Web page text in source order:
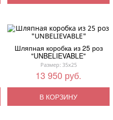
Шляпная коробка из 25 роз
"UNBELIEVABLE"
Размер: 35x25
13 950 руб.
В КОРЗИНУ